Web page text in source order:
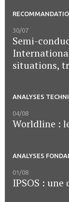
30/07
Semi-
situations,
ANALYSES
04/08
Worldline :
ANALYSES
01/08
IPSOS :